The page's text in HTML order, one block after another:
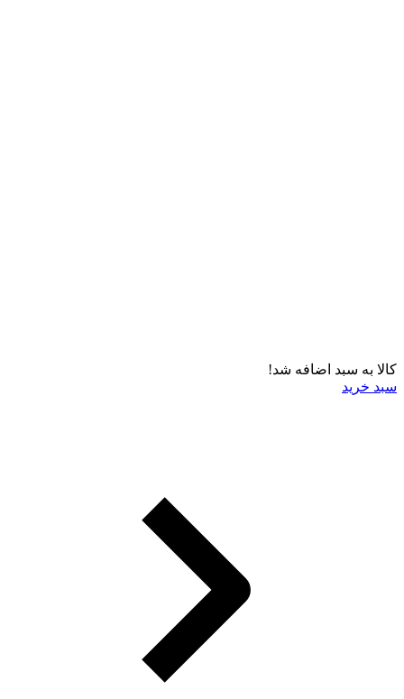
کالا به سبد اضافه شد!
سبد خرید